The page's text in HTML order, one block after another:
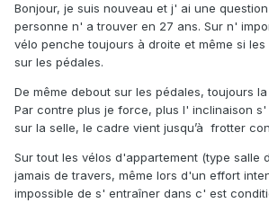
Bonjour, je suis nouveau et j' ai une
personne n' a trouver en 27 ans. Sur n'
vélo penche toujours à droite et même si
sur les pédales.
De même debout sur les pédales, toujours
Par contre plus je force, plus l' inclinaison
sur la selle, le cadre vient jusqu’à frotter
Sur tout les vélos d'appartement (type salle
jamais de travers, même lors d'un effort
impossible de s' entraîner dans c' est